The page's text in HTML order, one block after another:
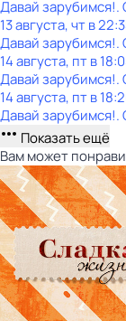
Давай зарубимся!.
13 августа, чт в
Давай зарубимся!.
14 августа, пт в
Давай зарубимся!.
14 августа, пт в
Давай зарубимся!.
Показать ещё
Вам может